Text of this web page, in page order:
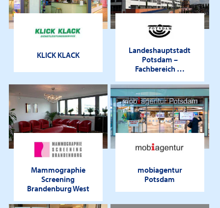
KLICK KLACK
Landeshauptstadt
Potsdam –
Fachbereich …
Mammographie
Screening
Brandenburg West
mobiagentur
Potsdam